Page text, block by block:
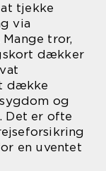
tjekke
via
tror,
dækker
dække
og
Det er ofte
en uventet